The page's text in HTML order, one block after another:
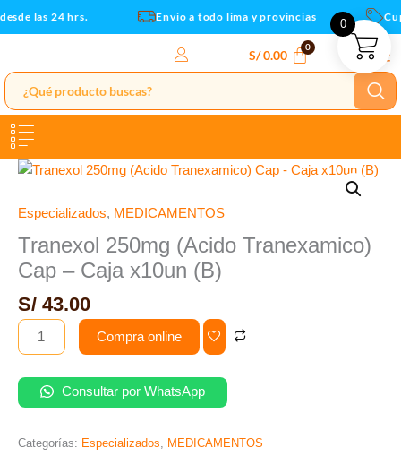
Ir
al
las 24 hrs. Envio a todo lima y provincias
S/0.00
Especializados, MEDICAMENTOS
Tranexol 250mg (Acido Tranexamico)
Cap – Caja x10un (B)
S/ 43.00
Tranexol
(Acido
Cap
-
Caja
x10un
Compra online
Consultar por WhatsApp
Categorías: Especializados
MEDICAMENTOS
0
Caja
(B)
cantidad